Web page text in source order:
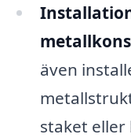
även
staket eller